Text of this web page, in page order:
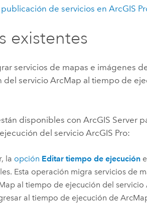
de servicios enArcGIS
existentes
servicios de mapas e imágenes
del servicioArcMap al tiempo de
disponibles conArcGIS Server
del servicioArcGIS Pro:
, la opción Editar tiempo de ejecución
Esta operación migra servicios de
al tiempo de ejecución del servicio
al tiempo de ejecución de